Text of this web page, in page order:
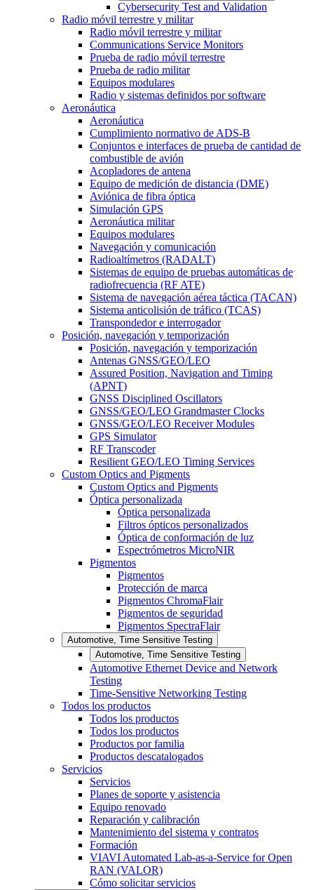
Cybersecurity Test and Validation
Radio móvil terrestre y militar
Radio móvil terrestre y militar
Communications Service Monitors
Prueba de radio móvil terrestre
Prueba de radio militar
Equipos modulares
Radio y sistemas definidos por software
Aeronáutica
Aeronáutica
Cumplimiento normativo de ADS-B
Conjuntos e interfaces de prueba de cantidad de
combustible de avión
Acopladores de antena
Equipo de medición de distancia (DME)
Aviónica de fibra óptica
Simulación GPS
Aeronáutica militar
Equipos modulares
Navegación y comunicación
Radioaltímetros (RADALT)
Sistemas de equipo de pruebas automáticas de
radiofrecuencia (RF ATE)
Sistema de navegación aérea táctica (TACAN)
Sistema anticolisión de tráfico (TCAS)
Transpondedor e interrogador
Posición, navegación y temporización
Posición, navegación y temporización
Antenas GNSS/GEO/LEO
Assured Position, Navigation and Timing
(APNT)
GNSS Disciplined Oscillators
GNSS/GEO/LEO Grandmaster Clocks
GNSS/GEO/LEO Receiver Modules
GPS Simulator
RF Transcoder
Resilient GEO/LEO Timing Services
Custom Optics and Pigments
Custom Optics and Pigments
Óptica personalizada
Óptica personalizada
Filtros ópticos personalizados
Óptica de conformación de luz
Espectrómetros MicroNIR
Pigmentos
Pigmentos
Protección de marca
Pigmentos ChromaFlair
Pigmentos de seguridad
Pigmentos SpectraFlair
Automotive, Time Sensitive Testing
Automotive, Time Sensitive Testing
Automotive Ethernet Device and Network
Testing
Time-Sensitive Networking Testing
Todos los productos
Todos los productos
Todos los productos
Productos por familia
Productos descatalogados
Servicios
Servicios
Planes de soporte y asistencia
Equipo renovado
Reparación y calibración
Mantenimiento del sistema y contratos
Formación
VIAVI Automated Lab-as-a-Service for Open
RAN (VALOR)
Cómo solicitar servicios